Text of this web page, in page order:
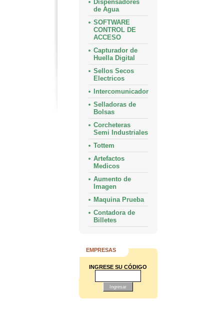
Dispensadores
de Agua
SOFTWARE
CONTROL DE
ACCESO
Capturador de
Huella Digital
Sellos Secos
Electricos
Intercomunicador
Selladoras de
Bolsas
Corcheteras
Semi Industriales
Tottem
Artefactos
Medicos
Aumento de
Imagen
Maquina Prueba
Contadora de
Billetes
EMPRESAS
INGRESE SU CÓDIGO